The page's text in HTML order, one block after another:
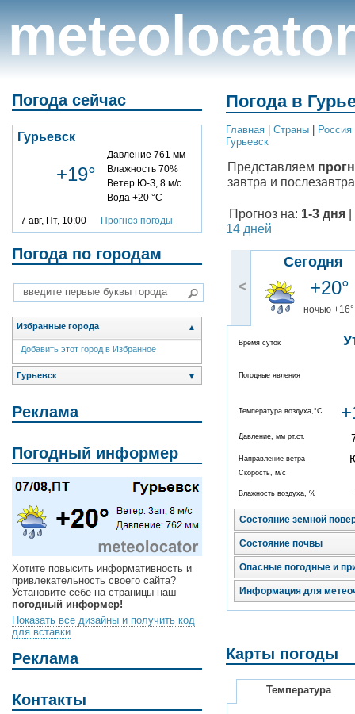
meteolocator
Погода сейчас
Гурьевск
+19°
Давление 761 мм
Влажность 70%
Ветер Ю-З, 8 м/с
Вода +20 °C
7 авг, Пт, 10:00 Прогноз погоды
Погода по городам
Избранные города ▲
Добавить этот город в Избранное
Гурьевск ▼
Реклама
Погодный информер
Хотите повысить информативность и
привлекательность своего сайта?
Установите себе на страницы наш
погодный информер!
Показать все дизайны и получить код
для вставки
Реклама
Контакты
Погода в
Главная Cтраны Россия
Гурьевск
Представляем
завтра и
Прогноз на: 1-3 дня
14 дней
<
Сегодня
+20°
ночью +16°
Время суток
Погодные явления
Температура воздуха,°C
Давление, мм рт.ст.
Направление ветра
Скорость, м/с
Влажность воздуха, %
Состояние земной
Состояние почвы
Опасные погодные и
Информация для
Карты погоды
Температура